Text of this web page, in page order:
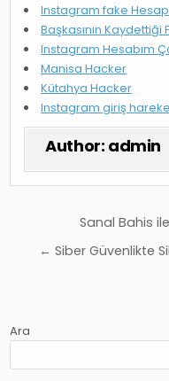
Instagram fake
Başkasının Kaydettiği
Instagram Hesabım
Manisa Hacker
Kütahya Hacker
Instagram giriş
Author: admin
gezinmesi
Sanal Bahis
← Siber Güvenlikte
Ara